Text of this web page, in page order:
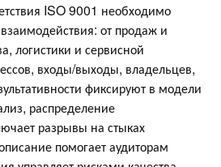
ISO 9001 необходимо
от продаж и
логистики и сервисной
входы/выходы, владельцев,
фиксируют в модели
распределение
разрывы на стыках
помогает аудиторам